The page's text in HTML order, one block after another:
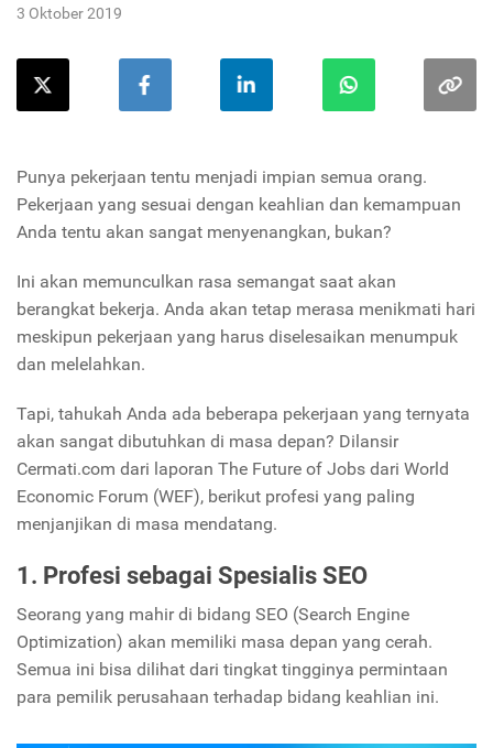
3 Oktober 2019
Punya pekerjaan tentu menjadi impian semua orang.
Pekerjaan yang sesuai dengan keahlian dan kemampuan
Anda tentu akan sangat menyenangkan, bukan?
Ini akan memunculkan rasa semangat saat akan
berangkat bekerja. Anda akan tetap merasa menikmati hari
meskipun pekerjaan yang harus diselesaikan menumpuk
dan melelahkan.
Tapi, tahukah Anda ada beberapa pekerjaan yang ternyata
akan sangat dibutuhkan di masa depan? Dilansir
Cermati.com dari laporan The Future of Jobs dari World
Economic Forum (WEF), berikut profesi yang paling
menjanjikan di masa mendatang.
1. Profesi sebagai Spesialis SEO
Seorang yang mahir di bidang SEO (Search Engine
Optimization) akan memiliki masa depan yang cerah.
Semua ini bisa dilihat dari tingkat tingginya permintaan
para pemilik perusahaan terhadap bidang keahlian ini.